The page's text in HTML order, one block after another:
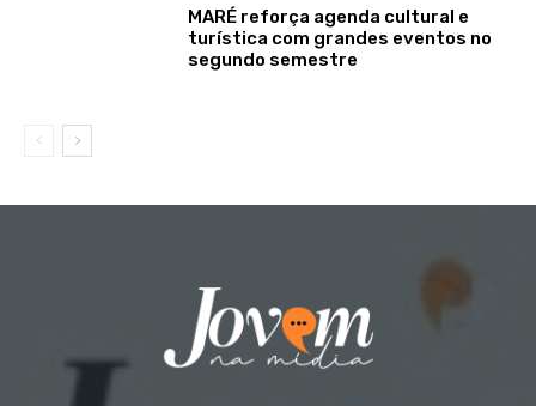
MARÉ reforça agenda cultural e
turística com grandes eventos no
segundo semestre